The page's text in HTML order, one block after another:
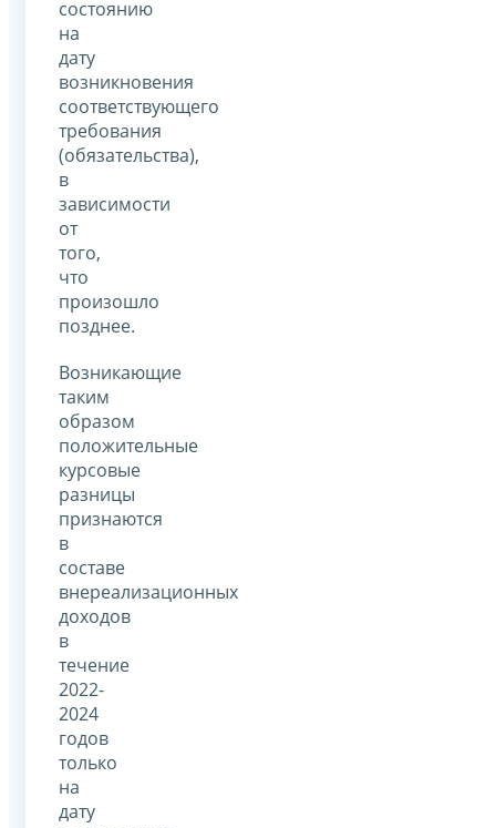
состоянию
на
дату
возникновения
соответствующего
требования
(обязательства),
в
зависимости
от
того,
что
произошло
позднее.
Возникающие
таким
образом
положительные
курсовые
разницы
признаются
в
составе
внереализационных
доходов
в
течение
2022-
2024
годов
только
на
дату